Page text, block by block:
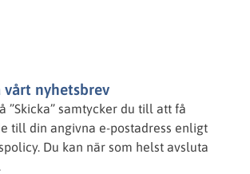
vårt nyhetsbrev
”Skicka” samtycker du till att få
till din angivna e-postadress enligt
Du kan när som helst avsluta